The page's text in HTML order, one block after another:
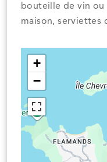
bouteille de vin ou
maison, serviettes
+
−